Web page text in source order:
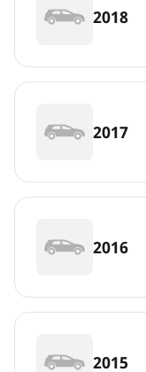
2018
2017
2016
2015